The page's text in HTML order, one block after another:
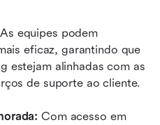
As equipes podem
eficaz, garantindo que
estejam alinhadas com as
de suporte ao cliente.
Com acesso em